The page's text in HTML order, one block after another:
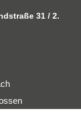
31 / 2.